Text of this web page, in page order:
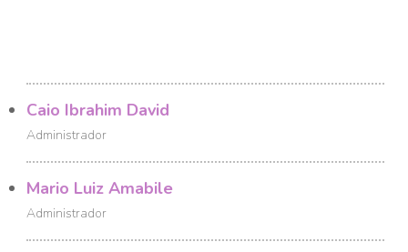
Caio Ibrahim David
Administrador
Mario Luiz Amabile
Administrador